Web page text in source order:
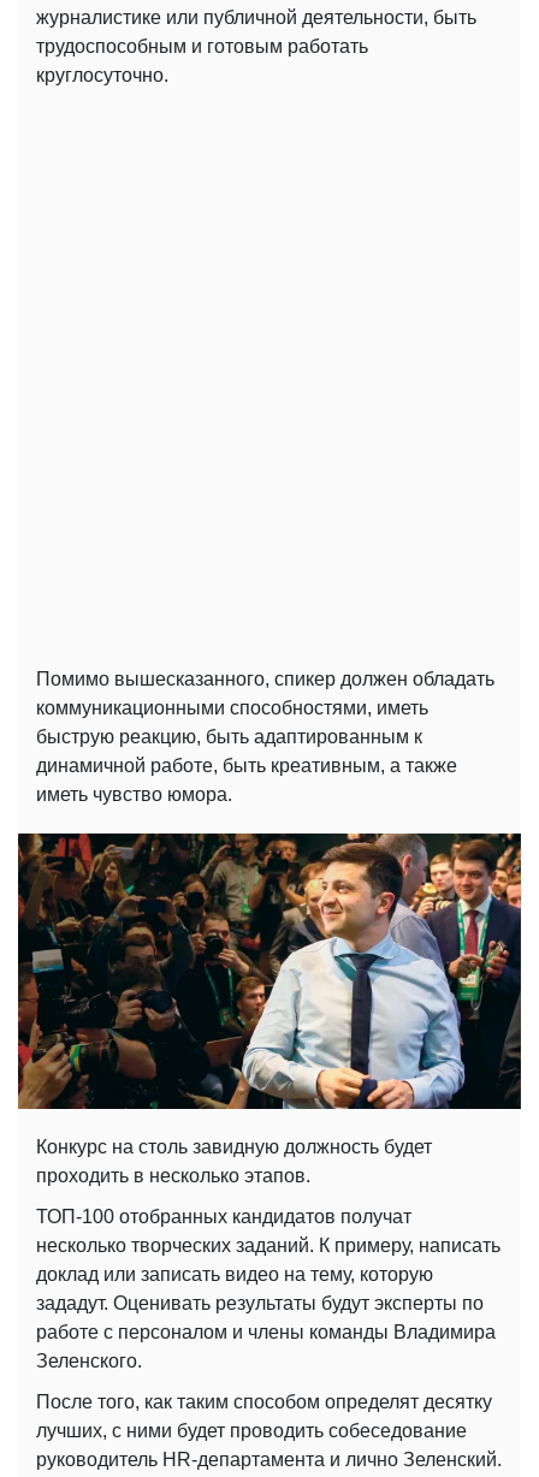
журналистике или публичной деятельности, быть
трудоспособным и готовым работать
круглосуточно.
Помимо вышесказанного, спикер должен обладать
коммуникационными способностями, иметь
быструю реакцию, быть адаптированным к
динамичной работе, быть креативным, а также
иметь чувство юмора.
Конкурс на столь завидную должность будет
проходить в несколько этапов.
ТОП-100 отобранных кандидатов получат
несколько творческих заданий. К примеру, написать
доклад или записать видео на тему, которую
зададут. Оценивать результаты будут эксперты по
работе с персоналом и члены команды Владимира
Зеленского.
После того, как таким способом определят десятку
лучших, с ними будет проводить собеседование
руководитель HR-департамента и лично Зеленский.